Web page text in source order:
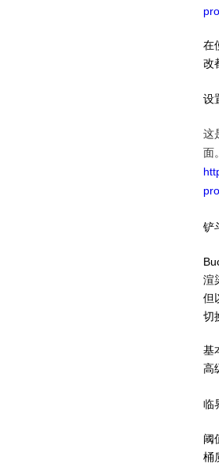
在
改
设
这
面
铲
渲
但
切
基
高
临
阈
桶